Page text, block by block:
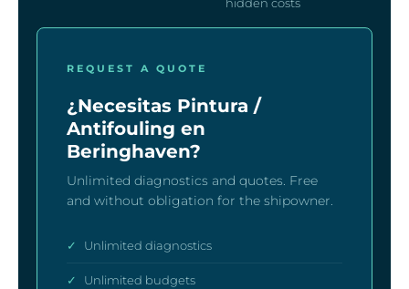
REQUEST A QUOTE
¿Necesitas Pintura /
Antifouling en
Beringhaven?
Unlimited diagnostics and quotes. Free
and without obligation for the shipowner.
✓ Unlimited diagnostics
✓ Unlimited budgets